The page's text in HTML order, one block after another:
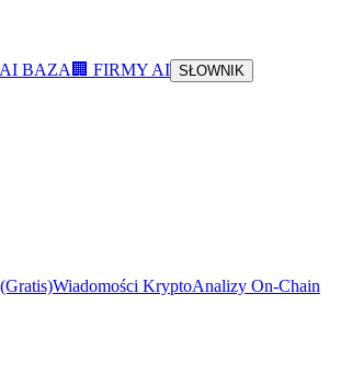
AI BAZA 🏢 FIRMY AI SŁOWNIK
Wiadomości KryptoAnalizy On-Chain